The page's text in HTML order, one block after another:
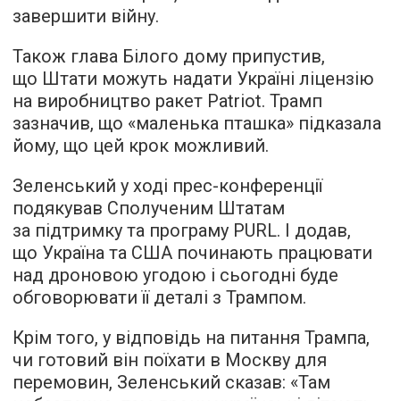
завершити війну.
Також глава Білого дому припустив,
що Штати можуть надати Україні ліцензію
на виробництво ракет Patriot. Трамп
зазначив, що «маленька пташка» підказала
йому, що цей крок можливий.
Зеленський у ході прес-конференції
подякував Сполученим Штатам
за підтримку та програму PURL. І додав,
що Україна та США починають працювати
над дроновою угодою і сьогодні буде
обговорювати її деталі з Трампом.
Крім того, у відповідь на питання Трампа,
чи готовий він поїхати в Москву для
перемовин, Зеленський сказав: «Там